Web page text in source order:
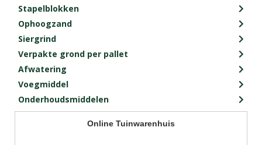
Stapelblokken
Ophoogzand
Siergrind
Verpakte grond per pallet
Afwatering
Voegmiddel
Onderhoudsmiddelen
Online Tuinwarenhuis